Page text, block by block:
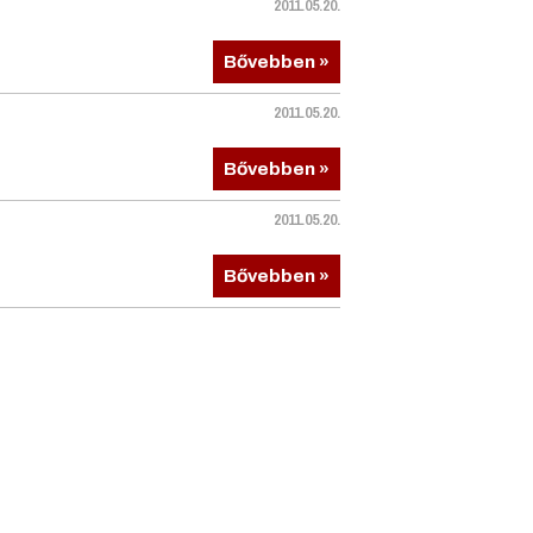
2011.05.20.
Bővebben »
2011.05.20.
Bővebben »
2011.05.20.
Bővebben »